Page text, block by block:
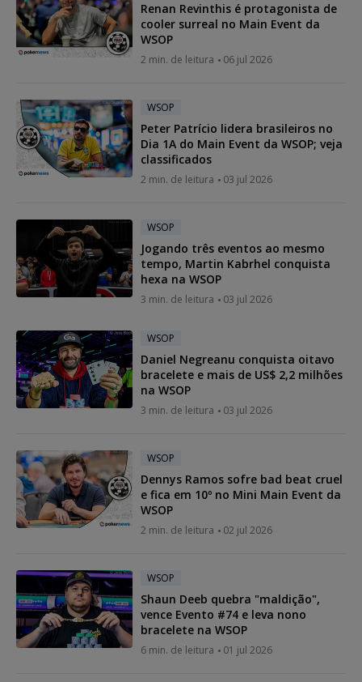
Renan Revinthis é protagonista de
cooler surreal no Main Event da
WSOP
2 min. de leitura 06 jul 2026
WSOP
Peter Patrício lidera brasileiros no
Dia 1A do Main Event da WSOP; veja
classificados
2 min. de leitura 03 jul 2026
WSOP
Jogando três eventos ao mesmo
tempo, Martin Kabrhel conquista
hexa na WSOP
3 min. de leitura 03 jul 2026
WSOP
Daniel Negreanu conquista oitavo
bracelete e mais de US$ 2,2 milhões
na WSOP
3 min. de leitura 03 jul 2026
WSOP
Dennys Ramos sofre bad beat cruel
e fica em 10º no Mini Main Event da
WSOP
2 min. de leitura 02 jul 2026
WSOP
Shaun Deeb quebra "maldição",
vence Evento #74 e leva nono
bracelete na WSOP
6 min. de leitura 01 jul 2026